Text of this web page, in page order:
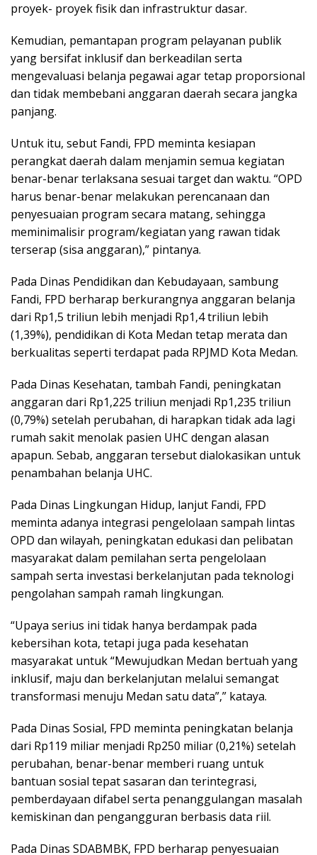
proyek- proyek fisik dan infrastruktur dasar.
Kemudian, pemantapan program pelayanan publik
yang bersifat inklusif dan berkeadilan serta
mengevaluasi belanja pegawai agar tetap proporsional
dan tidak membebani anggaran daerah secara jangka
panjang.
Untuk itu, sebut Fandi, FPD meminta kesiapan
perangkat daerah dalam menjamin semua kegiatan
benar-benar terlaksana sesuai target dan waktu. “OPD
harus benar-benar melakukan perencanaan dan
penyesuaian program secara matang, sehingga
meminimalisir program/kegiatan yang rawan tidak
terserap (sisa anggaran),” pintanya.
Pada Dinas Pendidikan dan Kebudayaan, sambung
Fandi, FPD berharap berkurangnya anggaran belanja
dari Rp1,5 triliun lebih menjadi Rp1,4 triliun lebih
(1,39%), pendidikan di Kota Medan tetap merata dan
berkualitas seperti terdapat pada RPJMD Kota Medan.
Pada Dinas Kesehatan, tambah Fandi, peningkatan
anggaran dari Rp1,225 triliun menjadi Rp1,235 triliun
(0,79%) setelah perubahan, di harapkan tidak ada lagi
rumah sakit menolak pasien UHC dengan alasan
apapun. Sebab, anggaran tersebut dialokasikan untuk
penambahan belanja UHC.
Pada Dinas Lingkungan Hidup, lanjut Fandi, FPD
meminta adanya integrasi pengelolaan sampah lintas
OPD dan wilayah, peningkatan edukasi dan pelibatan
masyarakat dalam pemilahan serta pengelolaan
sampah serta investasi berkelanjutan pada teknologi
pengolahan sampah ramah lingkungan.
“Upaya serius ini tidak hanya berdampak pada
kebersihan kota, tetapi juga pada kesehatan
masyarakat untuk “Mewujudkan Medan bertuah yang
inklusif, maju dan berkelanjutan melalui semangat
transformasi menuju Medan satu data”,” kataya.
Pada Dinas Sosial, FPD meminta peningkatan belanja
dari Rp119 miliar menjadi Rp250 miliar (0,21%) setelah
perubahan, benar-benar memberi ruang untuk
bantuan sosial tepat sasaran dan terintegrasi,
pemberdayaan difabel serta penanggulangan masalah
kemiskinan dan pengangguran berbasis data riil.
Pada Dinas SDABMBK, FPD berharap penyesuaian